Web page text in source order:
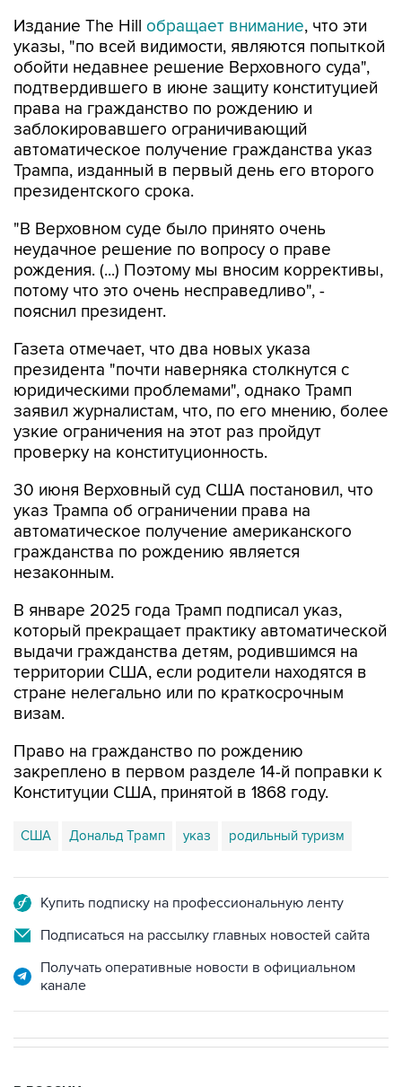
Издание The Hill обращает внимание, что эти
указы, "по всей видимости, являются попыткой
обойти недавнее решение Верховного суда",
подтвердившего в июне защиту конституцией
права на гражданство по рождению и
заблокировавшего ограничивающий
автоматическое получение гражданства указ
Трампа, изданный в первый день его второго
президентского срока.
"В Верховном суде было принято очень
неудачное решение по вопросу о праве
рождения. (...) Поэтому мы вносим коррективы,
потому что это очень несправедливо", -
пояснил президент.
Газета отмечает, что два новых указа
президента "почти наверняка столкнутся с
юридическими проблемами", однако Трамп
заявил журналистам, что, по его мнению, более
узкие ограничения на этот раз пройдут
проверку на конституционность.
30 июня Верховный суд США постановил, что
указ Трампа об ограничении права на
автоматическое получение американского
гражданства по рождению является
незаконным.
В январе 2025 года Трамп подписал указ,
который прекращает практику автоматической
выдачи гражданства детям, родившимся на
территории США, если родители находятся в
стране нелегально или по краткосрочным
визам.
Право на гражданство по рождению
закреплено в первом разделе 14-й поправки к
Конституции США, принятой в 1868 году.
США Дональд Трамп указ родильный туризм
Купить подписку на профессиональную ленту
Подписаться на рассылку главных новостей сайта
Получать оперативные новости в официальном
канале